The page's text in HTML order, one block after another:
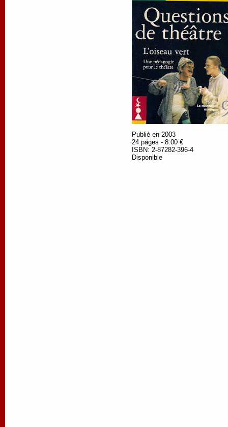
Publié en 2003
24 pages - 8.00 €
ISBN: 2-87282-396-4
Disponible